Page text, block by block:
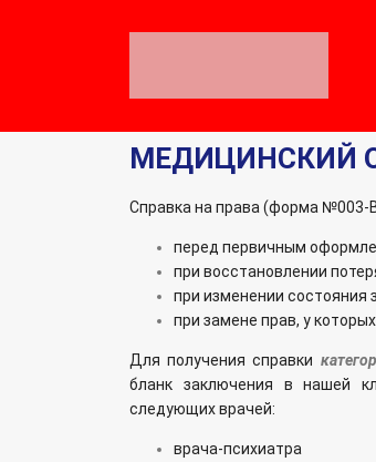
МЕДИЦИНСКИЙ
Справка на права (форма №003-
перед первичным
при восстановлении
при изменении состояния
при замене прав, у
Для получения справки
бланк заключения в нашей
следующих врачей:
врача-психиатра